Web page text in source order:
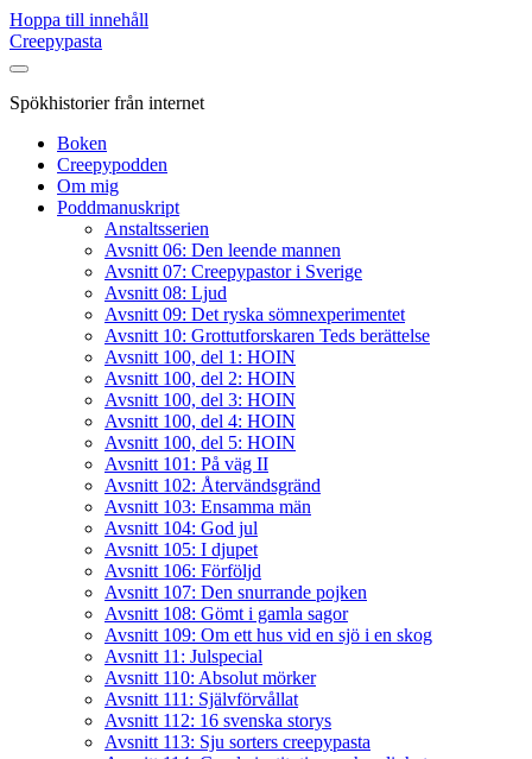
Hoppa till innehåll
Creepypasta
Spökhistorier från internet
Boken
Creepypodden
Om mig
Poddmanuskript
Anstaltsserien
Avsnitt 06: Den leende mannen
Avsnitt 07: Creepypastor i Sverige
Avsnitt 08: Ljud
Avsnitt 09: Det ryska sömnexperimentet
Avsnitt 10: Grottutforskaren Teds berättelse
Avsnitt 100, del 1: HOIN
Avsnitt 100, del 2: HOIN
Avsnitt 100, del 3: HOIN
Avsnitt 100, del 4: HOIN
Avsnitt 100, del 5: HOIN
Avsnitt 101: På väg II
Avsnitt 102: Återvändsgränd
Avsnitt 103: Ensamma män
Avsnitt 104: God jul
Avsnitt 105: I djupet
Avsnitt 106: Förföljd
Avsnitt 107: Den snurrande pojken
Avsnitt 108: Gömt i gamla sagor
Avsnitt 109: Om ett hus vid en sjö i en skog
Avsnitt 11: Julspecial
Avsnitt 110: Absolut mörker
Avsnitt 111: Självförvållat
Avsnitt 112: 16 svenska storys
Avsnitt 113: Sju sorters creepypasta